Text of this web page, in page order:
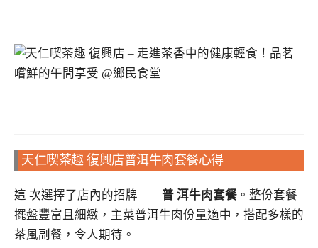
天仁喫茶趣 復興店普洱牛肉套餐心得
這 次選擇了店內的招牌——普 洱牛肉套餐 。整份套餐
擺盤豐富且細緻，主菜普洱牛肉份量適中，搭配多樣的
茶風副餐，令人期待。